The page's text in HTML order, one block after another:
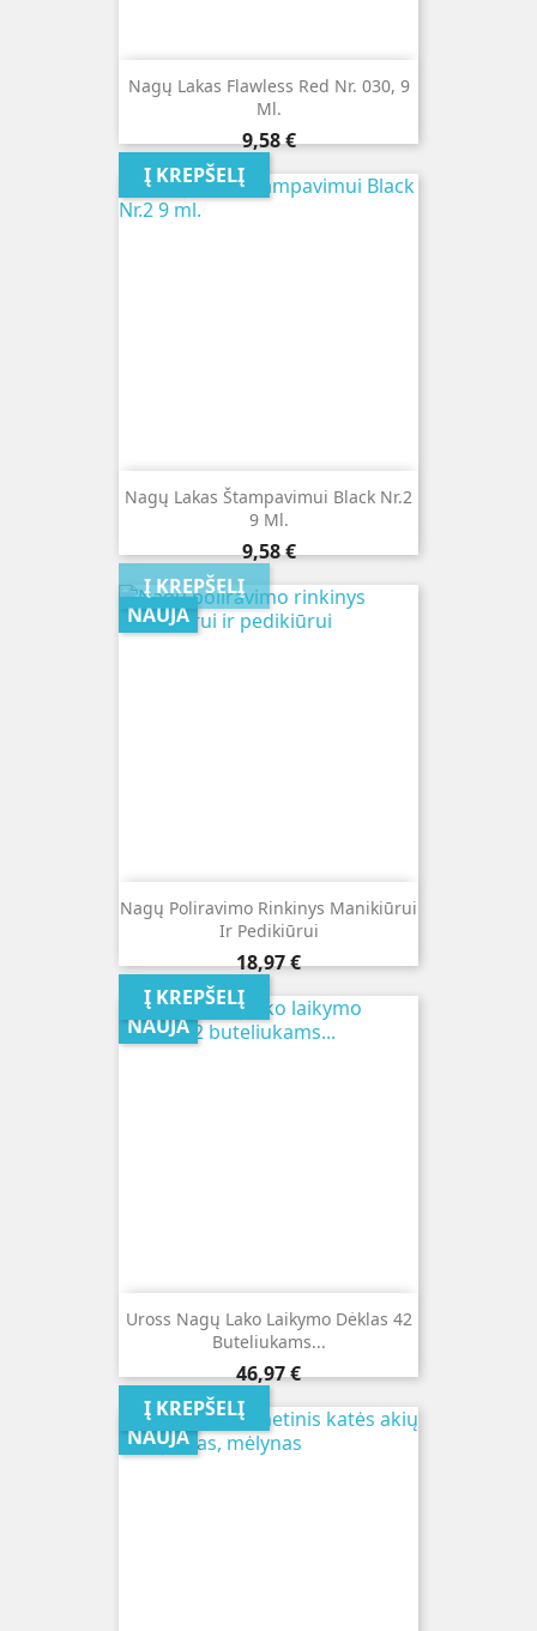
Nagų Lakas Flawless Red Nr. 030, 9
Ml.
Kaina
9,58 €
Į KREPŠELĮ
Nagų Lakas Štampavimui Black Nr.2
9 Ml.
Kaina
9,58 €
Į KREPŠELĮ
Nagų Poliravimo Rinkinys Manikiūrui
Ir Pedikiūrui
Kaina
18,97 €
Į KREPŠELĮ
NAUJA
Uross Nagų Lako Laikymo Dėklas 42
Buteliukams...
Kaina
46,97 €
Į KREPŠELĮ
NAUJA
NAUJA